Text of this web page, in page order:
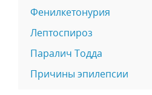
Фенилкетонурия
Лептоспироз
Паралич Тодда
Причины эпилепсии